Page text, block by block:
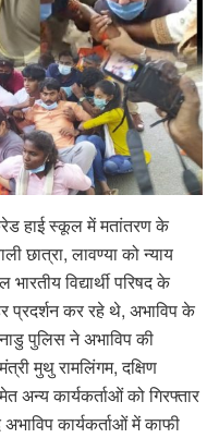
हाई स्कूल में मतांतरण के
छात्रा, लावण्या को न्याय
विद्यार्थी परिषद के
प्रदर्शन कर रहे थे, अभाविप के
पुलिस ने अभाविप की
मंत्री मुथु रामलिंगम, दक्षिण
अन्य कार्यकर्ताओं को गिरफ्तार
अभाविप कार्यकर्ताओं में काफी